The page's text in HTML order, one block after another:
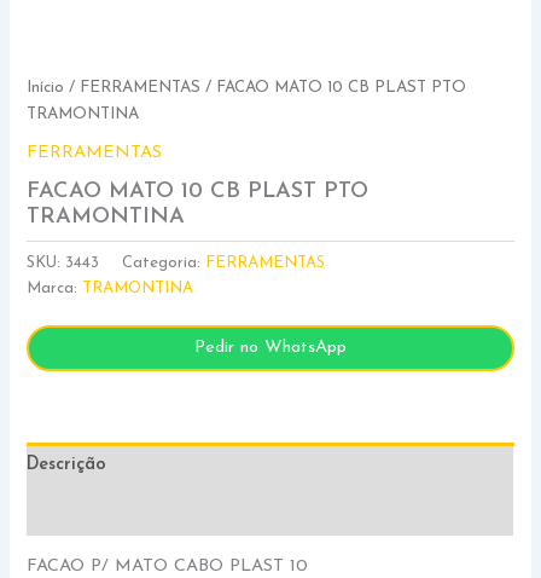
Início / FERRAMENTAS / FACAO MATO 10 CB PLAST PTO
TRAMONTINA
FERRAMENTAS
FACAO MATO 10 CB PLAST PTO
TRAMONTINA
SKU: 3443 Categoria:
FERRAMENTAS
Marca:
TRAMONTINA
Pedir no WhatsApp
Descrição
FACAO P/ MATO CABO PLAST 10